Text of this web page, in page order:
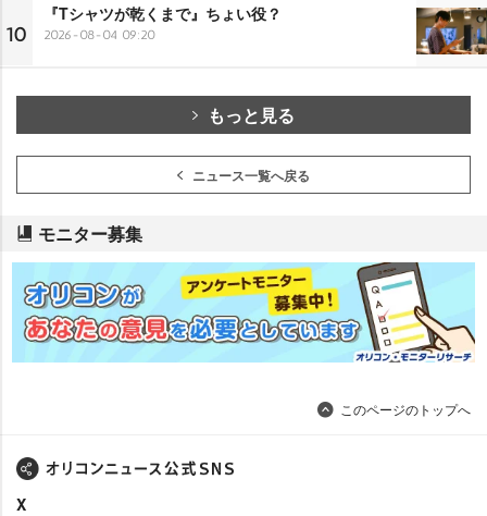
10
『Tシャツが乾くまで』ちょい役？
2026-08-04 09:20
もっと見る
ニュース一覧へ戻る
モニター募集
このページのトップへ
X